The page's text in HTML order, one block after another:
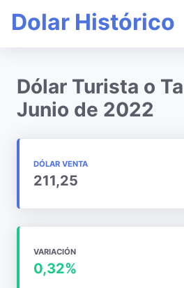
Dolar Histórico
Dólar Turista o
Junio de 2022
DÓLAR VENTA
211,25
VARIACIÓN
0,32%